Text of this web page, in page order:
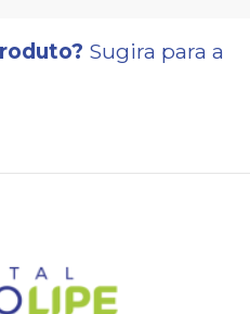
Sugira para a